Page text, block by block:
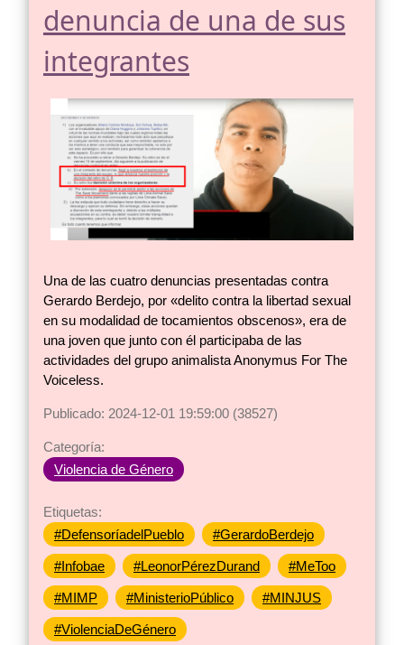
denuncia de una de sus
integrantes
Una de las cuatro denuncias presentadas contra
Gerardo Berdejo, por «delito contra la libertad sexual
en su modalidad de tocamientos obscenos», era de
una joven que junto con él participaba de las
actividades del grupo animalista Anonymus For The
Voiceless.
Publicado: 2024-12-01 19:59:00 (38527)
Categoría:
Violencia de Género
Etiquetas:
#DefensoríadelPueblo
#GerardoBerdejo
#Infobae #LeonorPérezDurand #MeToo
#MIMP #MinisterioPúblico #MINJUS
#ViolenciaDeGénero